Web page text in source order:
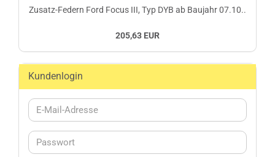
Zusatz-Federn Ford Focus III, Typ DYB ab Baujahr 07.10..
205,63 EUR
Kundenlogin
E-
Mail-
Passwort